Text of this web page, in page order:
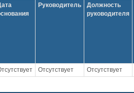
Руководитель
Должность
руководителя
Отсутствует Отсутствует